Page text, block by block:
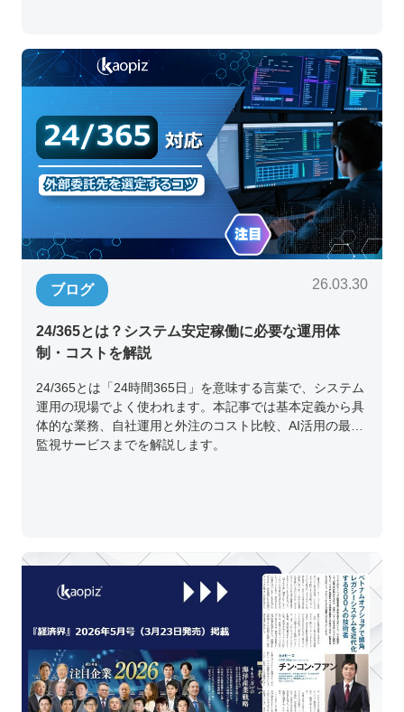
ブログ 26.03.30
24/365とは？システム安定稼働に必要な運用体
制・コストを解説
24/365とは「24時間365日」を意味する言葉で、システム
運用の現場でよく使われます。本記事では基本定義から具
体的な業務、自社運用と外注のコスト比較、AI活用の最新
監視サービスまでを解説します。